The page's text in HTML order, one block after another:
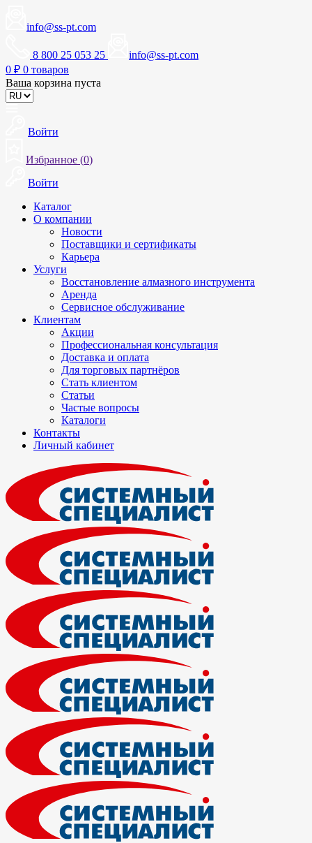
info@ss-pt.com
8 800 25 053 25
info@ss-pt.com
0 ₽ 0 товаров
Ваша корзина пуста
Войти
Избранное (0)
Войти
Каталог
О компании
Новости
Поставщики и сертификаты
Карьера
Услуги
Восстановление алмазного инструмента
Аренда
Сервисное обслуживание
Клиентам
Акции
Профессиональная консультация
Доставка и оплата
Для торговых партнёров
Стать клиентом
Статьи
Частые вопросы
Каталоги
Контакты
Личный кабинет